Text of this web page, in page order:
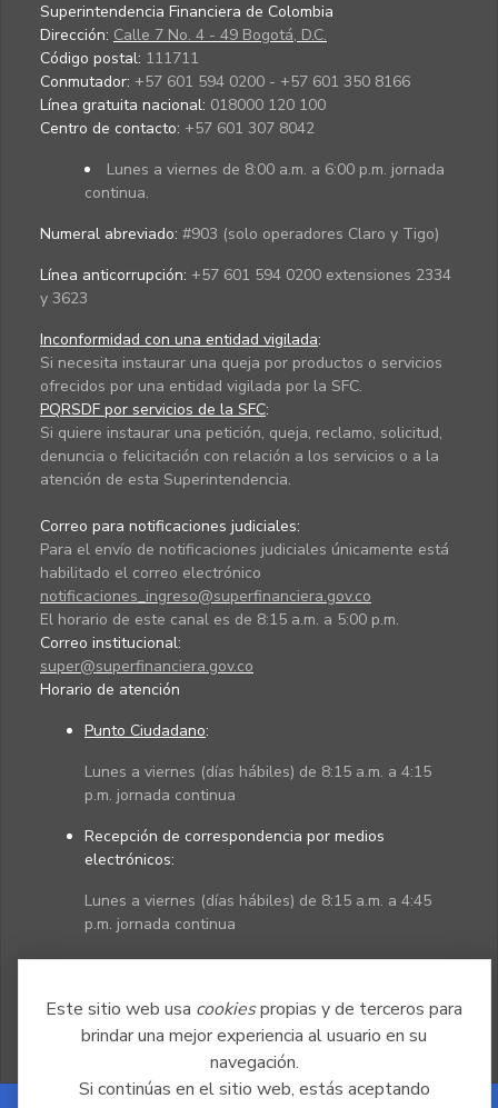
Este sitio web usa cookiespropias y de terceros para
brindar una mejor experiencia al usuario en su
navegación.
Si continúas en el sitio web, estás aceptando
Superintendencia Financiera de Colombia
Dirección: Calle 7 No. 4 - 49 Bogotá, D.C.
Código postal: 111711
Conmutador: +57 601 594 0200 - +57 601 350 8166
Línea gratuita nacional: 018000 120 100
Centro de contacto: +57 601 307 8042
Lunes a viernes de 8:00 a.m. a 6:00 p.m. jornada
continua.
Numeral abreviado: #903 (solo operadores Claro y Tigo)
Línea anticorrupción: +57 601 594 0200 extensiones 2334
y 3623
Inconformidad con una entidad vigilada:
Si necesita instaurar una queja por productos o servicios
ofrecidos por una entidad vigilada por la SFC.
PQRSDF por servicios de la SFC:
Si quiere instaurar una petición, queja, reclamo, solicitud,
denuncia o felicitación con relación a los servicios o a la
atención de esta Superintendencia.
Correo para notificaciones judiciales:
Para el envío de notificaciones judiciales únicamente está
habilitado el correo electrónico
notificaciones_ingreso@superfinanciera.gov.co
El horario de este canal es de 8:15 a.m. a 5:00 p.m.
Correo institucional:
super@superfinanciera.gov.co
Horario de atención
Punto Ciudadano:
Lunes a viernes (días hábiles) de 8:15 a.m. a 4:15
p.m. jornada continua
Recepción de correspondencia por medios
electrónicos:
Lunes a viernes (días hábiles) de 8:15 a.m. a 4:45
p.m. jornada continua